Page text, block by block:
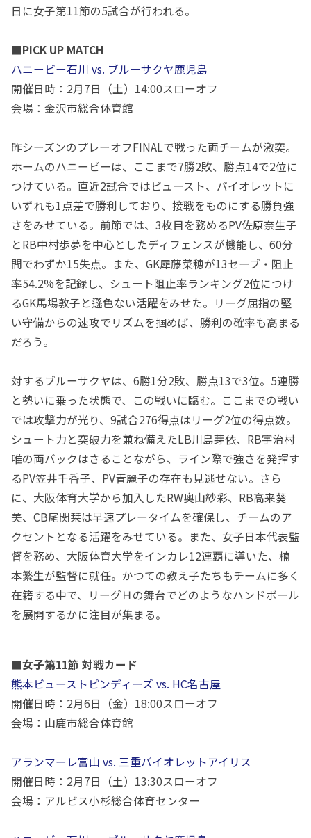
日に女子第11節の5試合が行われる。
■PICK UP MATCH
ハニービー石川 vs. ブルーサクヤ鹿児島
開催日時： 2月7日（土） 14:00スローオフ
会場：金沢市総合体育館
昨シーズンのプレーオフFINALで戦った両チームが激突。
ホームのハニービーは、ここまで7勝2敗、勝点14で2位に
つけている。直近2試合ではビュースト、バイオレットに
いずれも1点差で勝利しており、接戦をものにする勝負強
さをみせている。前節では、 3枚目を務めるPV佐原奈生子
とRB中村歩夢を中心としたディフェンスが機能し、 60分
間でわずか15失点。また、 GK犀藤菜穂が13セーブ・阻止
率54.2%を記録し、シュート阻止率ランキング2位につけ
るGK馬場敦子と遜色ない活躍をみせた。リーグ屈指の堅
い守備からの速攻でリズムを掴めば、勝利の確率も高まる
だろう。
対するブルーサクヤは、 6勝1分2敗、勝点13で3位。 5連勝
と勢いに乗った状態で、この戦いに臨む。ここまでの戦い
では攻撃力が光り、 9試合276得点はリーグ2位の得点数。
シュート力と突破力を兼ね備えたLB川島芽依、 RB宇治村
唯の両バックはさることながら、ライン際で強さを発揮す
るPV笠井千香子、 PV青麗子の存在も見逃せない。さら
に、大阪体育大学から加入したRW奥山紗彩、 RB高来葵
美、 CB尾関栞は早速プレータイムを確保し、チームのア
クセントとなる活躍をみせている。また、女子日本代表監
督を務め、大阪体育大学をインカレ12連覇に導いた、楠
本繁生が監督に就任。かつての教え子たちもチームに多く
在籍する中で、リーグＨの舞台でどのようなハンドボール
を展開するかに注目が集まる。
■女子第11節 対戦カード
熊本ビューストピンディーズ vs. HC名古屋
開催日時： 2月6日（金） 18:00スローオフ
会場：山鹿市総合体育館
アランマーレ富山 vs. 三重バイオレットアイリス
開催日時： 2月7日（土） 13:30スローオフ
会場：アルビス小杉総合体育センター